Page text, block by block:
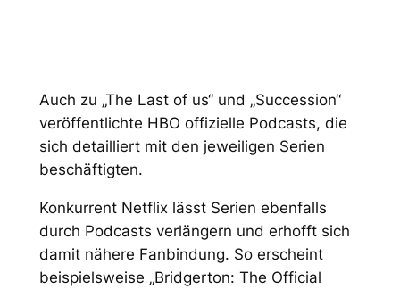
Auch zu „The Last of us“ und „Succession“
veröffentlichte HBO offizielle Podcasts, die
sich detailliert mit den jeweiligen Serien
beschäftigten.
Konkurrent Netflix lässt Serien ebenfalls
durch Podcasts verlängern und erhofft sich
damit nähere Fanbindung. So erscheint
beispielsweise „Bridgerton: The Official